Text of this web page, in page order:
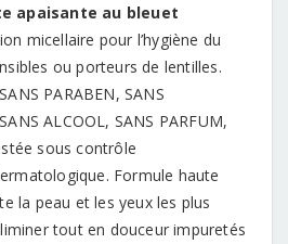
apaisante au bleuet
micellaire pour l’hygiène du
ou porteurs de lentilles.
PARABEN, SANS
ALCOOL, SANS PARFUM,
sous contrôle
Formule haute
la peau et les yeux les plus
tout en douceur impuretés